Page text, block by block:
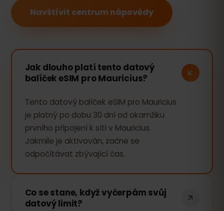
Navštívit centrum nápovědy
Jak dlouho platí tento datový
balíček eSIM pro Mauricius?
Tento datový balíček eSIM pro Mauricius
je platný po dobu 30 dní od okamžiku
prvního připojení k síti v Mauricius.
Jakmile je aktivován, začne se
odpočítávat zbývající čas.
Co se stane, když vyčerpám svůj
datový limit?